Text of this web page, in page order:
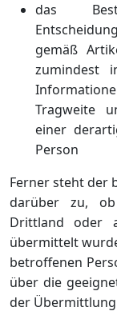
das
gemäß
zumindest
Tragweite
einer
Person
Ferner steht der
darüber zu,
Drittland oder
übermittelt
betroffenen
über die
der